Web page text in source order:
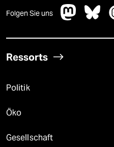
Folgen Sie uns
Ressorts
Politik
Öko
Gesellschaft